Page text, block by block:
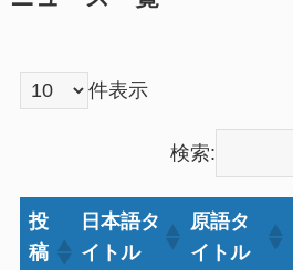
件表示
検索:
投
稿
日本語タ
イトル
原語タ
イトル